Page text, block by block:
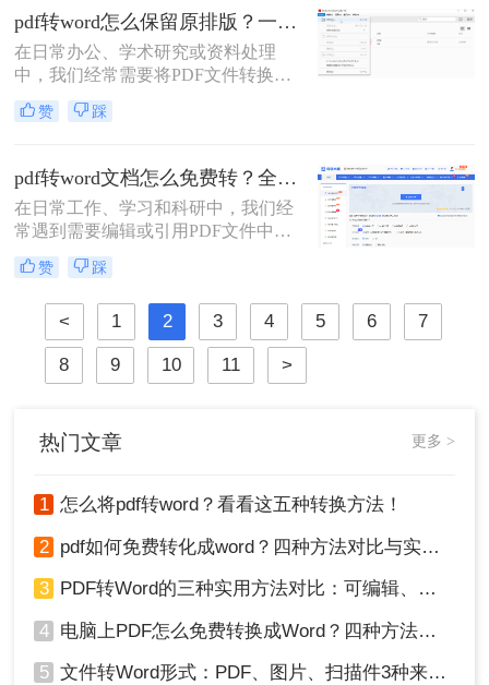
转换成word呢？本文将详细介绍5种
高效且常用的PDF转Word方法，帮助
用户根据实际需求选择最合适的方
式。
pdf转word怎么保留原排版？一份超全高效方法指南！
在日常办公、学术研究或资料处理
中，我们经常需要将PDF文件转换为
可编辑的Word文档。PDF因其跨平
台、格式固定的特性成为分发和阅读
辑的难题。最大的挑战在于：转换后
的Word文档常常出现排版错乱、字体
丢失、图片移位、表格变形等问题，
让人头疼不已。那么pdf转word怎么保
留原排版呢？本文将深入探讨除WPS
外的多种高效PDF转Word方法，旨在
帮助您根据不同的文件复杂度和需
求，选择最合适的工具，最大限度地
保留原始排版，提升工作效率。
赞 踩
pdf转word文档怎么免费转？全方位免费高效方法指南！
在日常工作、学习和科研中，我们经
常遇到需要编辑或引用PDF文件中内
容的情况。PDF因其格式稳定、易于
阅读而广受欢迎，但其“只读”的特性
却成了内容复用的最大障碍。此时，
将PDF转换为可编辑的Word文档便成
了一项高频且关键的需求。市面上虽
有众多付费软件提供高质量转换服
尤为重要。那么pdf转word文档怎么免
求下都能游刃有余。
赞 踩
< 1 2 3 4 5 6 7
8 9 10 11 >
热门文章 更多 >
1 怎么将pdf转word？看看这五种转换方法！
2 pdf如何免费转化成word？四种方法对比与实操指南（附详细表格）
3 PDF转Word的三种实用方法对比：可编辑、保格式、避风险！
4 电脑上PDF怎么免费转换成Word？四种方法对比与实操指南（附详细表格）!
5 文件转Word形式：PDF、图片、扫描件3种来源分别怎么处理！